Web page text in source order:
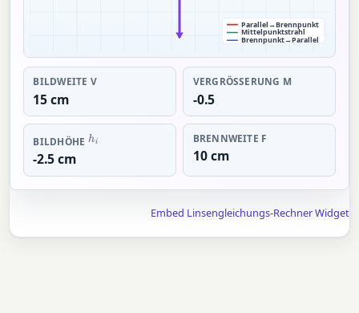
Parallel→Brennpunkt
Mittelpunktstrahl
Brennpunkt→Parallel
BILDWEITE V
15 cm
VERGRÖSSERUNG M
-0.5
BILDHÖHE HI
-2.5 cm
BRENNWEITE F
10 cm
Embed Linsengleichungs-Rechner Widget